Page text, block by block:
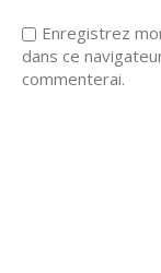
Enregistrez
dans ce
commenterai.